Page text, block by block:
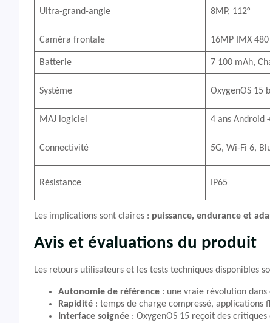
Ultra-grand-angle 8MP, 112°
Caméra frontale 16MP IMX 480
Batterie 7 100 mAh,
Système OxygenOS 15
MAJ logiciel 4 ans Android
Connectivité 5G, Wi-Fi 6,
Résistance IP65
Les implications sont claires : puissance, endurance et
Avis et évaluations du produit
Les retours utilisateurs et les tests techniques disponibles
Autonomie de référence : une vraie révolution
Rapidité : temps de charge compressé, applications
Interface soignée : OxygenOS 15 reçoit des